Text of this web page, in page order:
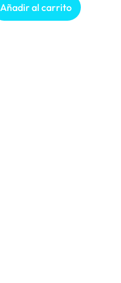
Añadir al carrito